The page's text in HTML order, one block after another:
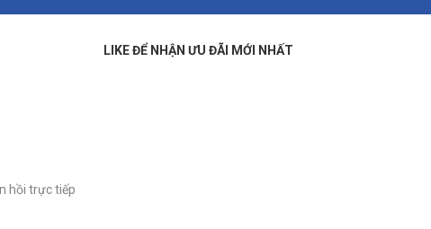
hồi trực tiếp
LIKE ĐỂ NHẬN ƯU ĐÃI MỚI NHẤT